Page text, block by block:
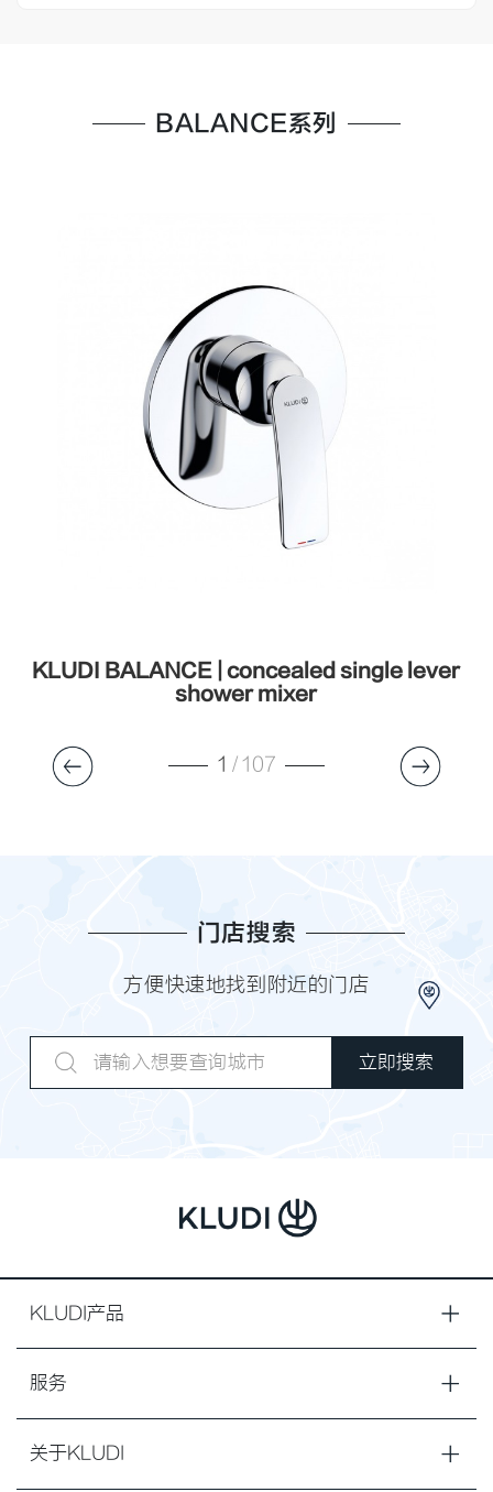
BALANCE系列
KLUDI BALANCE | concealed single lever
shower mixer
1 / 107
门店搜索
方便快速地找到附近的门店
KLUDI产品
服务
关于KLUDI